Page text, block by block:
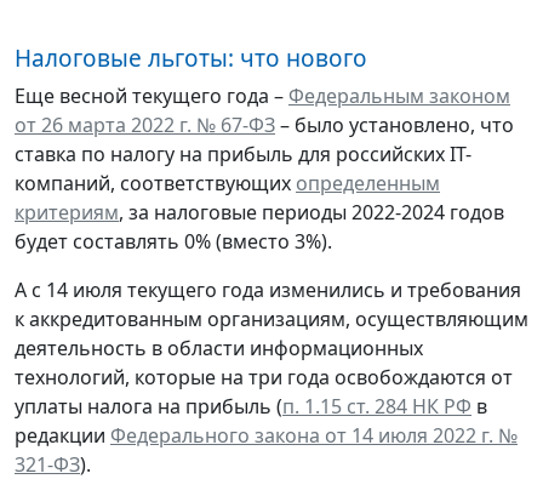
Налоговые льготы: что нового
Еще весной текущего года –Федеральным законом
от 26 марта 2022 г. № 67-ФЗ– было установлено, что
ставка по налогу на прибыль для российских IT-
компаний, соответствующих определенным
критериям, за налоговые периоды 2022-2024 годов
будет составлять 0% (вместо 3%).
А с 14 июля текущего года изменились и требования
к аккредитованным организациям, осуществляющим
деятельность в области информационных
технологий, которые на три года освобождаются от
уплаты налога на прибыль (п. 1.15 ст. 284 НК РФ в
редакции Федерального закона от 14 июля 2022 г. №
321-ФЗ).